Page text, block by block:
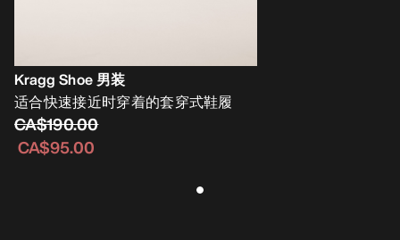
Kragg Shoe 男装
适合快速接近时穿着的套穿式鞋履
CA$190.00
CA$95.00